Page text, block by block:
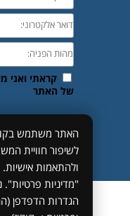
האתר משתמש
לשיפור חוויית
ולהתאמות אישיות.
"מדיניות פרטיות".
הגדרות הדפדפן